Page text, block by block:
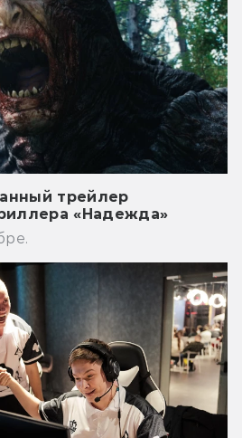
трейлер
«Надежда»